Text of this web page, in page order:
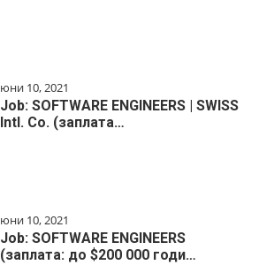
юни 10, 2021
Job: SOFTWARE ENGINEERS | SWISS
Intl. Co. (заплата…
юни 10, 2021
Job: SOFTWARE ENGINEERS
(заплата: до $200 000 годи…